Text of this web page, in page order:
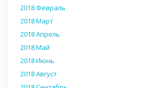
2018 Февраль
2018 Март
2018 Апрель
2018 Май
2018 Июнь
2018 Август